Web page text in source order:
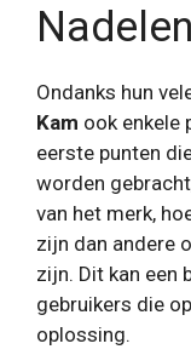
Nadelen
Ondanks hun
Kam ook enkele
eerste punten
worden
van het merk,
zijn dan andere
zijn. Dit kan een
gebruikers die
oplossing.